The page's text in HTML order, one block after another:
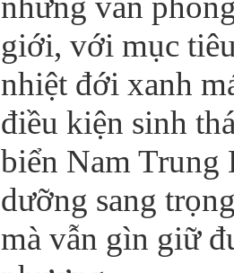
giới, với mục
nhiệt đới xanh
điều kiện sinh
biển Nam Trung
dưỡng sang
mà vẫn gìn giữ